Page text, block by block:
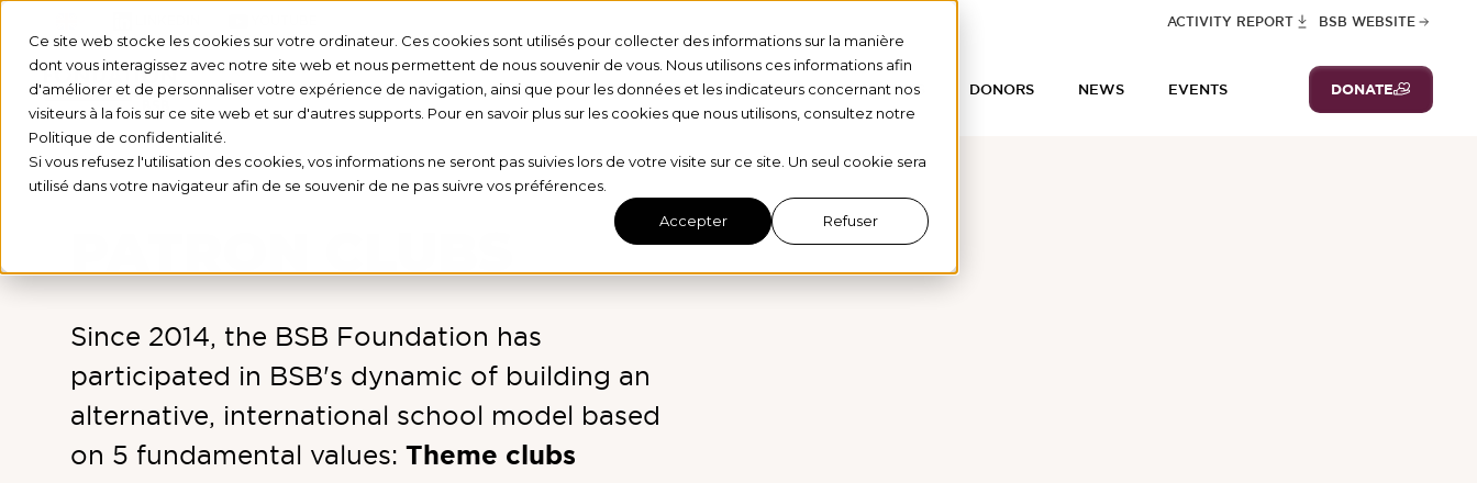
Ce site web stocke les cookies sur votre ordinateur. Ces cookies sont utilisés pour collecter des informations sur la manière
dont vous interagissez avec notre site web et nous permettent de nous souvenir de vous. Nous utilisons ces informations afin
d'améliorer et de personnaliser votre expérience de navigation, ainsi que pour les données et les indicateurs concernant nos
visiteurs à la fois sur ce site web et sur d'autres supports. Pour en savoir plus sur les cookies que nous utilisons, consultez notre
Politique de confidentialité.
Si vous refusez l'utilisation des cookies, vos informations ne seront pas suivies lors de votre visite sur ce site. Un seul cookie sera
utilisé dans votre navigateur afin de se souvenir de ne pas suivre vos préférences.
Accepter Refuser
ACTIVITY REPORT BSB WEBSITE
HOME OUR STORY OUR DONORS DONORS NEWS EVENTS DONATE
Since 2014, the BSB Foundation has
participated in BSB's dynamic of building an
alternative, international school model based
on 5 fundamental values: Theme clubs